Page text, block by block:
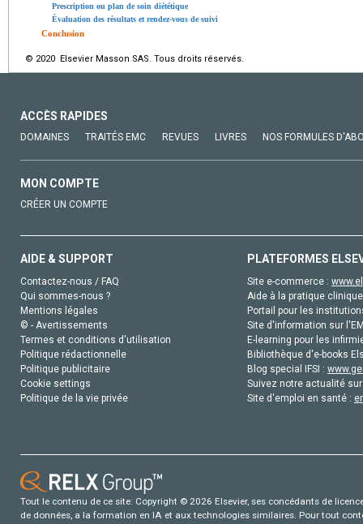
Prescription ou plan de soin diététique
Évaluation des résultats et rendez-vous de suivi
Conclusion
© 2020 Elsevier Masson SAS. Tous droits réservés.
ACCÈS RAPIDES
DOMAINES TRAITÉS EMC REVUES LIVRES NOS FORMULES
MON COMPTE
CRÉER UN COMPTE
AIDE & SUPPORT
Contactez-nous / FAQ
Qui sommes-nous ?
Mentions légales
© - Avertissements
Termes et conditions d'utilisation
Politique rédactionnelle
Politique publicitaire
Cookie settings
Politique de la vie privée
PLATEFORMES
Site e-commerce :
Aide à la pratique
Portail pour les
Site d'information sur
E-learning pour les
Bibliothèque d'e-books
Blog special IFSI :
Suivez notre actualité
Site d'emploi en santé :
Tout le contenu de ce site: Copyright © 2026 Elsevier, ses concédants de
de données, a la formation en IA et aux technologies similaires. Pour tout